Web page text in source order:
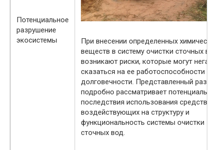
Потенциальное
разрушение
экосистемы
При внесении определенных
веществ в систему очистки сточных
возникают риски, которые могут
сказаться на ее работоспособности и
долговечности. Представленный
подробно рассматривает
последствия использования средств,
воздействующих на структуру и
функциональность системы очистки
сточных вод.